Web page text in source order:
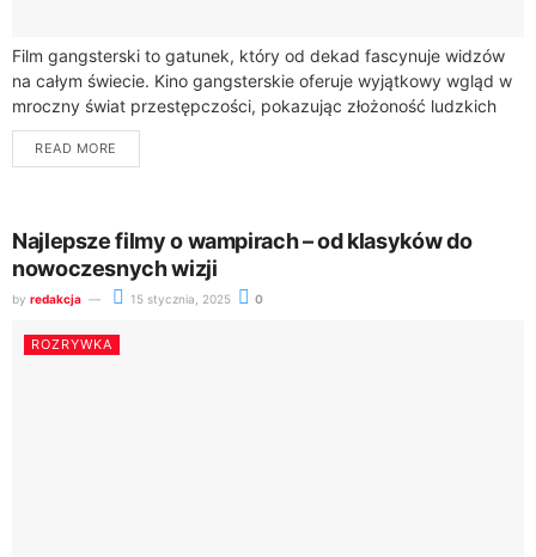
Film gangsterski to gatunek, który od dekad fascynuje widzów
na całym świecie. Kino gangsterskie oferuje wyjątkowy wgląd w
mroczny świat przestępczości, pokazując złożoność ludzkich
charakterów i mechanizmów rządzących światem
przestępczym.Klasyki...
READ MORE
Najlepsze filmy o wampirach – od klasyków do
nowoczesnych wizji
by redakcja 15 stycznia, 2025 0
ROZRYWKA